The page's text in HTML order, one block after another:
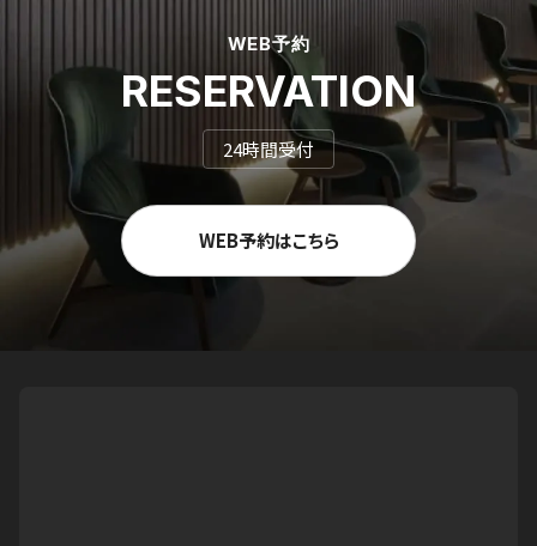
WEB予約
RESERVATION
24時間受付
WEB予約はこちら